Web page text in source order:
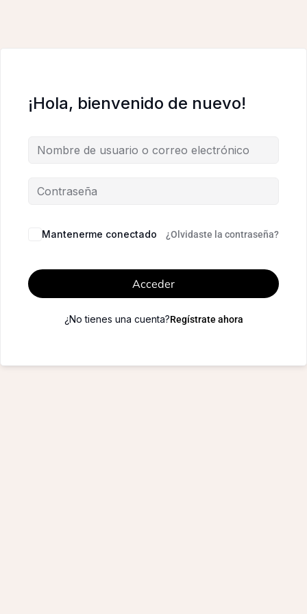
¡Hola, bienvenido de nuevo!
Mantenerme conectado ¿Olvidaste la contraseña?
Acceder
¿No tienes una cuenta?Regístrate ahora